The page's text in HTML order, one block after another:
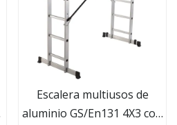
Escalera multiusos de
aluminio GS/En131 4X3 con